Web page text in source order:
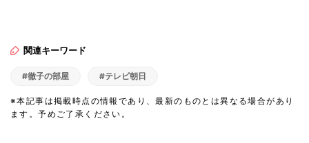
関連キーワード
#徹子の部屋 #テレビ朝日
※本記事は掲載時点の情報であり、最新のものとは異なる場合があり
ます。予めご了承ください。